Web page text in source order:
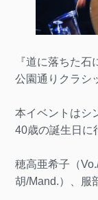
『道に落ちた
公園通りクラシ
本イベントはシ
40歳の誕生日に
穂高亜希子（
胡/Mand.）、服